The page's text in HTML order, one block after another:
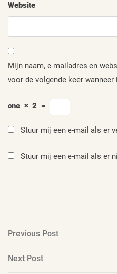
Website
Mijn naam, e-mailadres en
voor de volgende keer
one × 2 =
Stuur mij een e-mail als er
Stuur mij een e-mail als er
Berichtnavigatie
Previous
Previous Post
Next
Next Post